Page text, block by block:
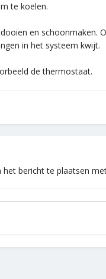
te koelen.
en
in het systeem kwijt.
de thermostaat.
het bericht te plaatsen